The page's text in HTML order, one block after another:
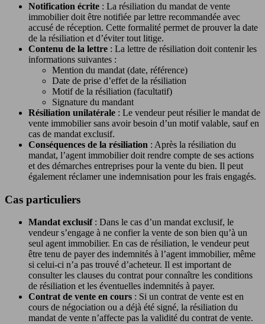
Notification écrite : La résiliation du mandat de vente
immobilier doit être notifiée par lettre recommandée avec
accusé de réception. Cette formalité permet de prouver la date
de la résiliation et d’éviter tout litige.
Contenu de la lettre : La lettre de résiliation doit contenir les
informations suivantes :
Mention du mandat (date, référence)
Date de prise d’effet de la résiliation
Motif de la résiliation (facultatif)
Signature du mandant
Résiliation unilatérale : Le vendeur peut résilier le mandat de
vente immobilier sans avoir besoin d’un motif valable, sauf en
cas de mandat exclusif.
Conséquences de la résiliation : Après la résiliation du
mandat, l’agent immobilier doit rendre compte de ses actions
et des démarches entreprises pour la vente du bien. Il peut
également réclamer une indemnisation pour les frais engagés.
Cas particuliers
Mandat exclusif : Dans le cas d’un mandat exclusif, le
vendeur s’engage à ne confier la vente de son bien qu’à un
seul agent immobilier. En cas de résiliation, le vendeur peut
être tenu de payer des indemnités à l’agent immobilier, même
si celui-ci n’a pas trouvé d’acheteur. Il est important de
consulter les clauses du contrat pour connaître les conditions
de résiliation et les éventuelles indemnités à payer.
Contrat de vente en cours : Si un contrat de vente est en
cours de négociation ou a déjà été signé, la résiliation du
mandat de vente n’affecte pas la validité du contrat de vente.